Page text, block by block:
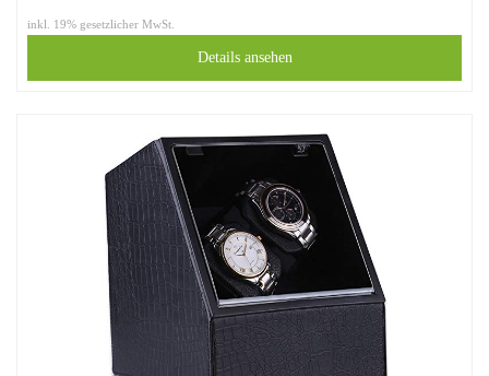
inkl. 19% gesetzlicher MwSt.
Details ansehen